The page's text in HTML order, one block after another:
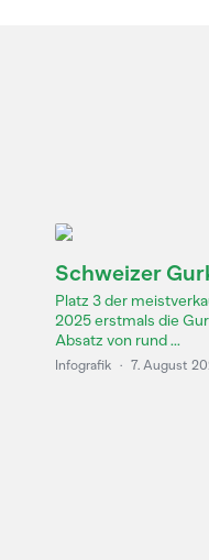
Schweizer
Platz 3 der
2025 erstmals die
Absatz von rund ...
Infografik · 7. August